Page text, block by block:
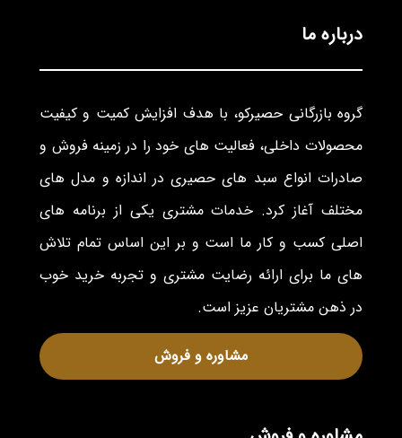
درباره ما
گروه بازرگانی حصیرکو، با هدف افزایش کمیت و کیفیت
محصولات داخلی، فعالیت های خود را در زمینه فروش و
صادرات انواع سبد های حصیری در اندازه و مدل های
مختلف آغاز کرد. خدمات مشتری یکی از برنامه های
اصلی کسب و کار ما است و بر این اساس تمام تلاش
های ما برای ارائه رضایت مشتری و تجربه خرید خوب
در ذهن مشتریان عزیز است.
مشاوره و فروش